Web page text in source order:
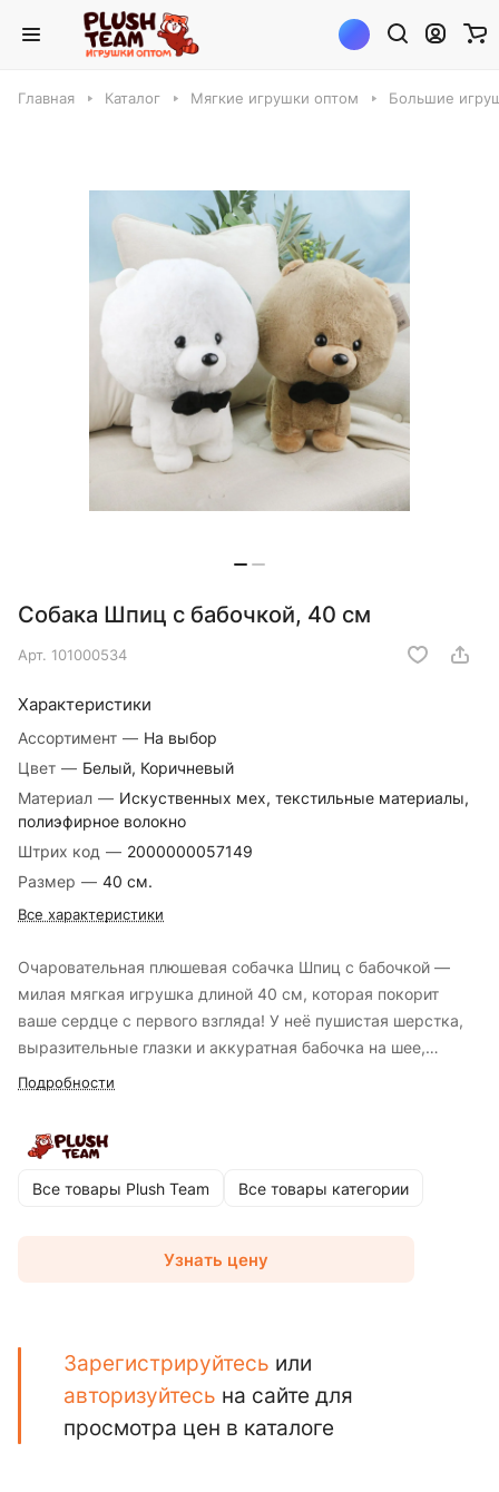
Главная Каталог Мягкие игрушки оптом Большие
Собака Шпиц с бабочкой, 40 см
Арт. 101000534
Характеристики
Ассортимент — На выбор
Цвет — Белый, Коричневый
Материал — Искуственных мех, текстильные материалы,
полиэфирное волокно
Штрих код — 2000000057149
Размер — 40 см.
Все характеристики
Очаровательная плюшевая собачка Шпиц с бабочкой —
милая мягкая игрушка длиной 40 см, которая покорит
ваше сердце с первого взгляда! У неё пушистая шерстка,
выразительные глазки и аккуратная бабочка на шее,
придающая игрушке нарядный и элегантный вид. Идеально
украшением комнаты. Изготовлен из мягких, безопасных
материалов.
Подробности
Все товары Plush Team Все товары категории
Узнать цену
Зарегистрируйтесь или
авторизуйтесь на сайте для
просмотра цен в каталоге